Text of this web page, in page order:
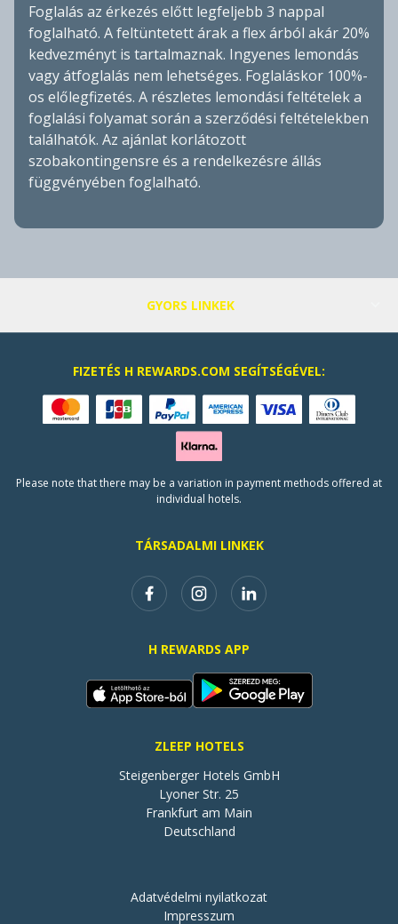
Foglalás az érkezés előtt legfeljebb 3 nappal
foglalható. A feltüntetett árak a flex árból akár 20%
kedvezményt is tartalmaznak. Ingyenes lemondás
vagy átfoglalás nem lehetséges. Foglaláskor 100%-
os előlegfizetés. A részletes lemondási feltételek a
foglalási folyamat során a szerződési feltételekben
találhatók. Az ajánlat korlátozott
szobakontingensre és a rendelkezésre állás
függvényében foglalható.
GYORS LINKEK
TÁRSADALMI LINKEK
H REWARDS APP
ZLEEP HOTELS
Steigenberger Hotels GmbH
Lyoner Str. 25
Frankfurt am Main
Deutschland
FIZETÉS H REWARDS.COM SEGÍTSÉGÉVEL:
Please note that there may be a variation in payment methods offered at
individual hotels.
Adatvédelmi nyilatkozat
Impresszum